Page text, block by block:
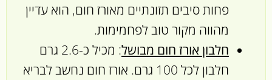
פחות סיבים תזונתיים מאורז חום, הוא עדיין
מהווה מקור טוב לפחמימות.
חלבון אורז חום מבושל
: מכיל כ-2.6 גרם
חלבון לכל 100 גרם. אורז חום נחשב לבריא